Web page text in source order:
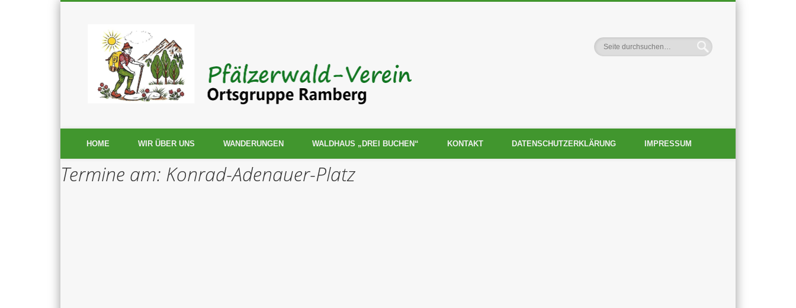
Pfälzerwald-Verein Ortsgruppe
Ramberg
HOME WIR ÜBER UNS WANDERUNGEN WALDHAUS „DREI BUCHEN“ KONTAKT DATENSCHUTZERKLÄRUNG IMPRESSUM
Termine am: Konrad-Adenauer-Platz